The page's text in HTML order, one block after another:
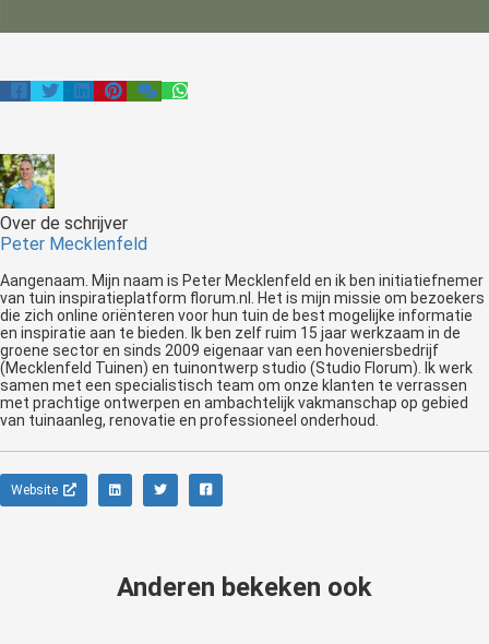
Over de schrijver
Peter Mecklenfeld
Aangenaam. Mijn naam is Peter Mecklenfeld en ik ben initiatiefnemer
van tuin inspiratieplatform florum.nl. Het is mijn missie om bezoekers
die zich online oriënteren voor hun tuin de best mogelijke informatie
en inspiratie aan te bieden. Ik ben zelf ruim 15 jaar werkzaam in de
groene sector en sinds 2009 eigenaar van een hoveniersbedrijf
(Mecklenfeld Tuinen) en tuinontwerp studio (Studio Florum). Ik werk
samen met een specialistisch team om onze klanten te verrassen
met prachtige ontwerpen en ambachtelijk vakmanschap op gebied
van tuinaanleg, renovatie en professioneel onderhoud.
Website
Anderen bekeken ook